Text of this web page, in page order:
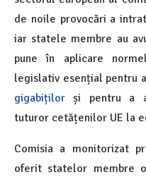
de noile provocări a
iar statele membre au
pune în aplicare
legislativ esențial pentru
gigabiților și pentru a
tuturor cetățenilor UE la
Comisia a monitorizat
oferit statelor membre